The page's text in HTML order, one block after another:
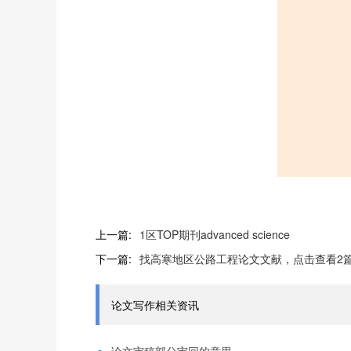
上一篇: 1区TOP期刊advanced science
下一篇: 找高寒地区公路工程论文文献，点击查看2
论文写作相关资讯